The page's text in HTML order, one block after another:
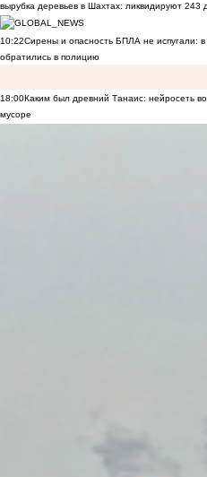
вырубка деревьев в Шахтах: ликвидируют 243
10:22Сирены и опасность БПЛА не испугали:
обратились в полицию
18:00Каким был древний Танаис: нейросеть
мусоре